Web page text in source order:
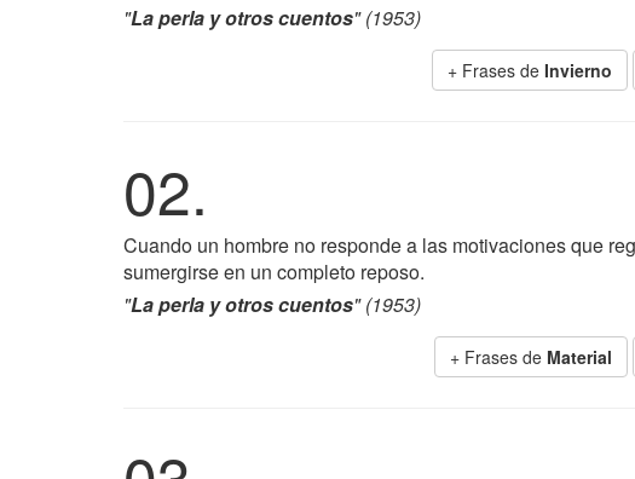
"La perla y otros cuentos" (1953)
+ Frases de Invierno
02.
Cuando un hombre no responde a las motivaciones que
sumergirse en un completo reposo.
"La perla y otros cuentos" (1953)
+ Frases de Material